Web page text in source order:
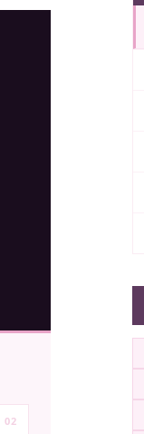
02